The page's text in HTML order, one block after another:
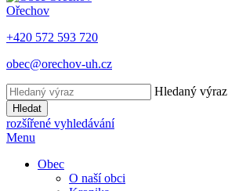
Ořechov
+420 572 593 720
obec@orechov-uh.cz
Hledaný výraz
Hledat
rozšířené vyhledávání
Menu
Obec
O naší obci